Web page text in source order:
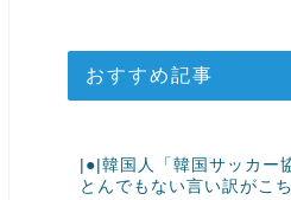
おすすめ記事
|●|韓国人「韓国サッカー
とんでもない言い訳がこ